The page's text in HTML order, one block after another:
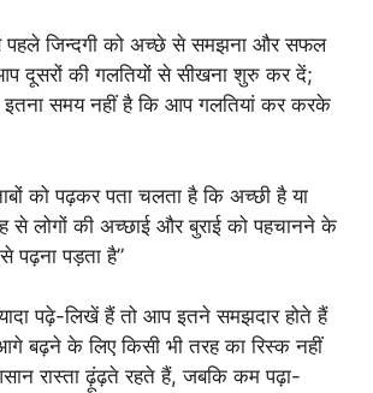
जिन्दगी को अच्छे से समझना और सफल
दूसरों की गलतियों से सीखना शुरु कर दें;
समय नहीं है कि आप गलतियां कर करके
को पढ़कर पता चलता है कि अच्छी है या
से लोगों की अच्छाई और बुराई को पहचानने के
पढ़ना पड़ता है”
पढ़े-लिखें हैं तो आप इतने समझदार होते हैं
बढ़ने के लिए किसी भी तरह का रिस्क नहीं
रास्ता ढ़ूंढ़ते रहते हैं, जबकि कम पढ़ा-